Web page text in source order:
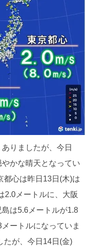
りましたが、今日
かな晴天となってい
都心は昨日13日(木)は
2.0メートルに、大阪
は5.6メートルが1.8
ートルになっていま
たが、今日14日(金)